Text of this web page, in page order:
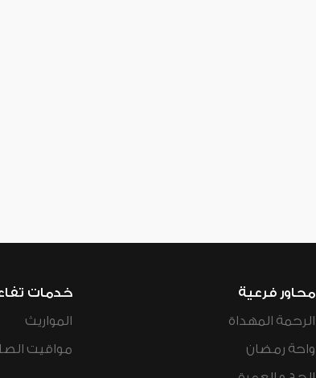
محاور فرعية
الرحمة المهداة
واحة رمضان
خدمات
المواريث
مواقيت